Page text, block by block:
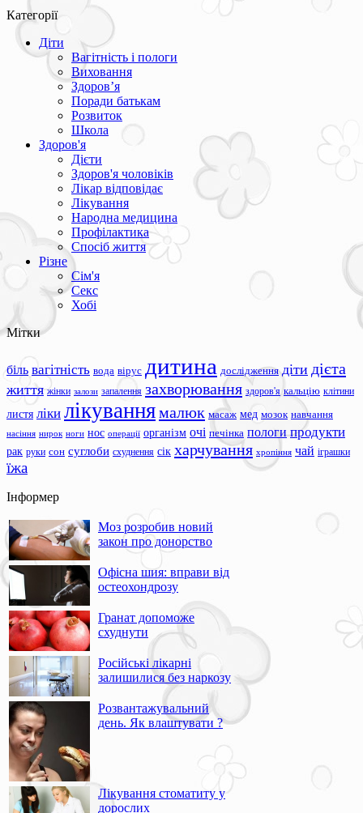
Категорії
Діти
Вагітність і пологи
Виховання
Здоров’я
Поради батькам
Розвиток
Школа
Здоров'я
Дієти
Здоров'я чоловіків
Лікар відповідає
Лікування
Народна медицина
Профілактика
Спосіб життя
Різне
Сім'я
Секс
Хобі
Мітки
біль вагітність вода вірус дитина дослідження діти дієта
життя жінки залози запалення захворювання здоров'я кальцію клітини
листя ліки лікуваннямалюк масаж мед мозок навчання
насіння нирок ноги нос операції організм очі печінка пологи продукти
рак руки сон суглоби схуднення сік харчування хропіння чай іграшки
їжа
Інформер
Моз розробив новий
закон про донорство
Офісна шия: вправи від
остеохондрозу
Гранат допоможе
схуднути
Російські лікарні
залишилися без наркозу
Розвантажувальний
день. Як влаштувати ?
Лікування стоматиту у
дорослих